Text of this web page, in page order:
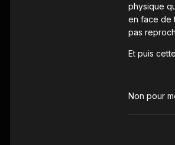
physique
en face de
pas
Et puis
Non pour